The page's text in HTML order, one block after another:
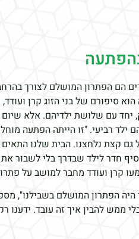
הם הפתרון המושלם לצורך
הוא סיפורם של בני הזוג קרן
יחד עם שלושת ילדיהם. אלא שיום
ילד רביעי. "זו הייתה הפתעה
גם קצת נלחצנו. הבית שלנו התאים
חדר לילד שבדרך בלי לשבור
קרן ועודד מחבר למושב על
היה הפתרון המושלם בשבילנו",
ממש להבין איך זה עובד. ידענו